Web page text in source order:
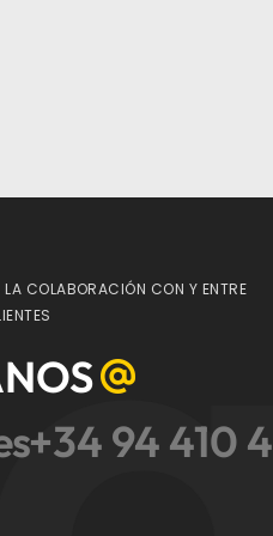
COLABORACIÓN CON Y ENTRE
+34 94 410